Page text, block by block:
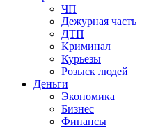
ЧП
Дежурная часть
ДТП
Криминал
Курьезы
Розыск людей
Деньги
Экономика
Бизнес
Финансы